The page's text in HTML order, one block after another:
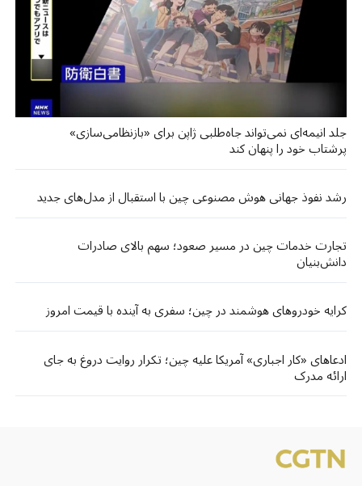
جلد انیمه‌ای نمی‌تواند جاه‌طلبی ژاپن برای «بازنظامی‌سازی»
پرشتاب خود را پنهان کند
رشد نفوذ جهانی هوش مصنوعی چین با استقبال از مدل‌های جدید
تجارت خدمات چین در مسیر صعود؛ سهم بالای صادرات
دانش‌بنیان
کرایه خودروهای هوشمند در چین؛ سفری به آینده با قیمت امروز
ادعاهای «کار اجباری» آمریکا علیه چین؛ تکرار روایت دروغ به جای
ارائه مدرک